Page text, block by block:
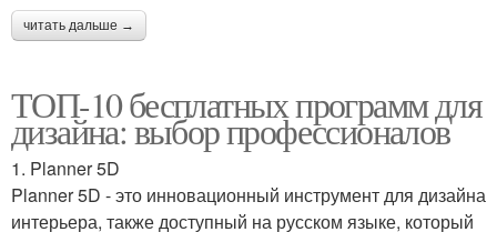
читать дальше →
ТОП-10 бесплатных программ для
дизайна: выбор профессионалов
1. Planner 5D
Planner 5D - это инновационный инструмент для дизайна
интерьера, также доступный на русском языке, который